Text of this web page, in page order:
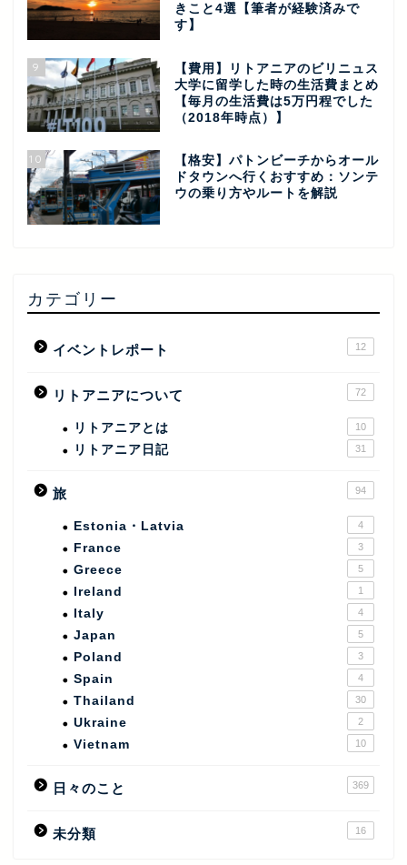
きこと4選【筆者が経験済みで
す】
9
【費用】リトアニアのビリニュス
大学に留学した時の生活費まとめ
【毎月の生活費は5万円程でした
（2018年時点）】
10
【格安】パトンビーチからオール
ドタウンへ行くおすすめ：ソンテ
ウの乗り方やルートを解説
カテゴリー
イベントレポート 12
リトアニアについて 72
リトアニアとは 10
リトアニア日記 31
旅 94
Estonia・Latvia 4
France 3
Greece 5
Ireland 1
Italy 4
Japan 5
Poland 3
Spain 4
Thailand 30
Ukraine 2
Vietnam 10
日々のこと 369
未分類 16